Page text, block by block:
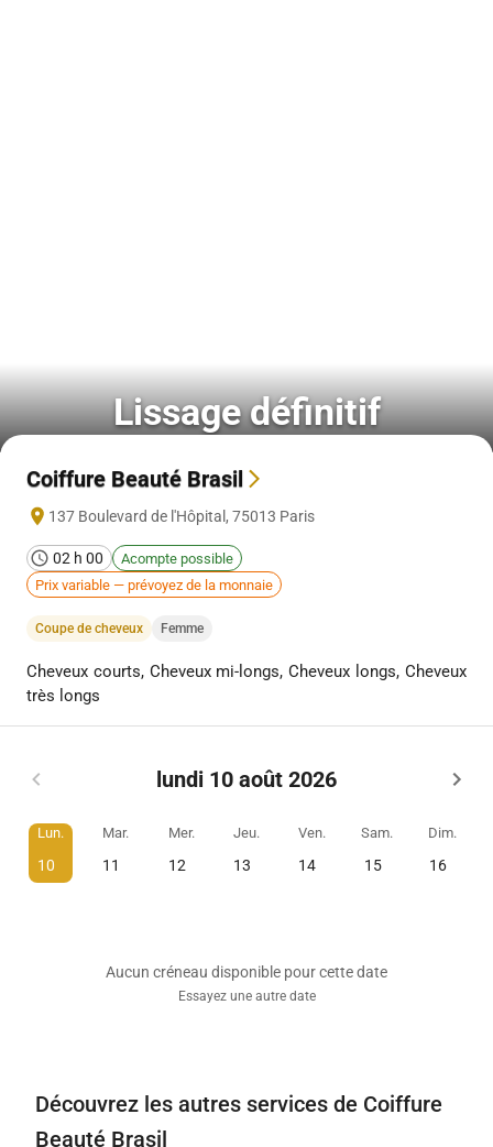
Lissage définitif
Coiffure Beauté Brasil
137 Boulevard de l'Hôpital, 75013 Paris
02 h 00
Acompte possible
Prix variable — prévoyez de la monnaie
Coupe de cheveux Femme
Cheveux courts, Cheveux mi-longs, Cheveux longs, Cheveux
très longs
lundi 10 août 2026
Lun.
10
Mar.
11
Mer.
12
Jeu.
13
Ven.
14
Sam.
15
Dim.
16
Aucun créneau disponible pour cette date
Essayez une autre date
Découvrez les autres services de Coiffure
Beauté Brasil